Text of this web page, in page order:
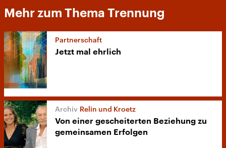
Mehr zum Thema Trennung
Partnerschaft
Jetzt mal ehrlich
Relin und Kroetz
Von einer gescheiterten Beziehung zu
gemeinsamen Erfolgen